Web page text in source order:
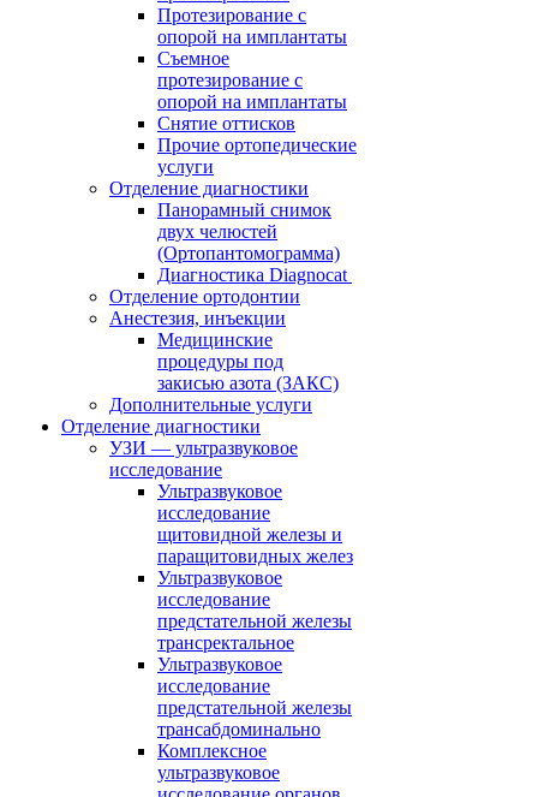
Протезирование с
опорой на имплантаты
Съемное
протезирование с
опорой на имплантаты
Снятие оттисков
Прочие ортопедические
услуги
Отделение диагностики
Панорамный снимок
двух челюстей
(Ортопантомограмма)
Диагностика Diagnocat
Отделение ортодонтии
Анестезия, инъекции
Медицинские
процедуры под
закисью азота (ЗАКС)
Дополнительные услуги
Отделение диагностики
УЗИ — ультразвуковое
исследование
Ультразвуковое
исследование
щитовидной железы и
паращитовидных желез
Ультразвуковое
исследование
предстательной железы
трансректальное
Ультразвуковое
исследование
предстательной железы
трансабдоминально
Комплексное
ультразвуковое